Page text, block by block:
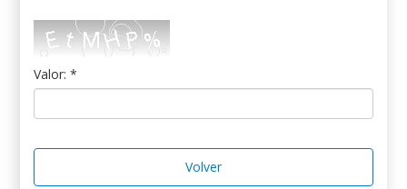
Valor: *
Volver